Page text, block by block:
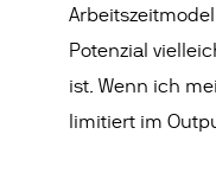
Potenzial
ist. Wenn ich
limitiert im